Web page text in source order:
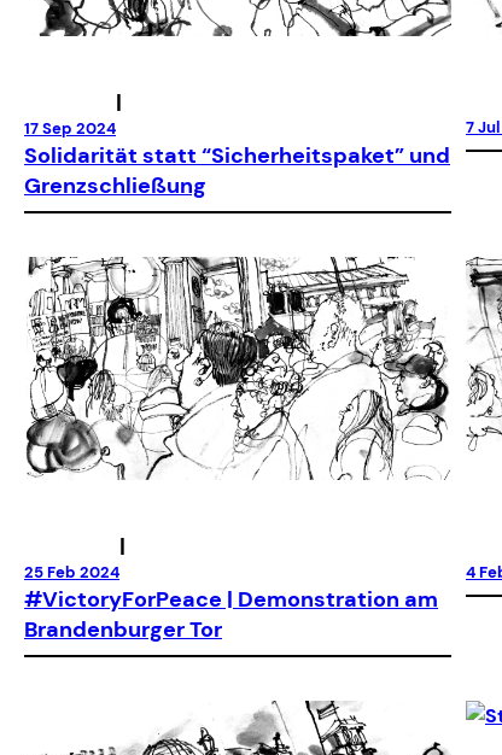
17 Sep 2024
|
Solidarität statt “Sicherheitspaket” und
Grenzschließung
7
25 Feb 2024
|
#VictoryForPeace | Demonstration am
Brandenburger Tor
4